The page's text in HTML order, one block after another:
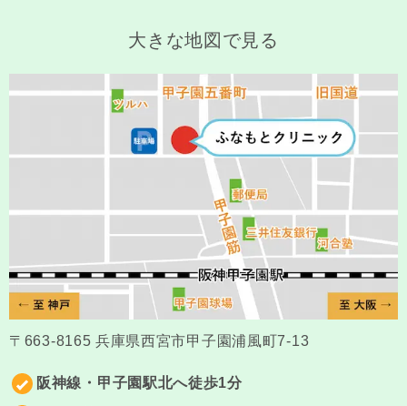
大きな地図で見る
〒663-8165 兵庫県西宮市甲子園浦風町7-13
阪神線・甲子園駅北へ徒歩1分